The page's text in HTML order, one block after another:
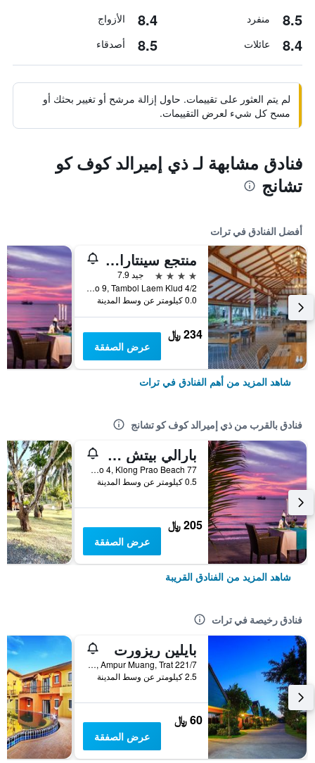
8.5 منفرد 8.4 الأزواج
8.4 عائلات 8.5 أصدقاء
لم يتم العثور على تقييمات. حاول إزالة مرشح أو تغيير بحثك أو
مسح كل شيء لعرض التقييمات.
فنادق مشابهة لـ ذي إميرالد كوف كو
تشانج
أفضل الفنادق في ترات
منتجع سينتارا تشان تالاي ريزورت آند فيلاز
4 نجوم
جيد 7.9
4/2 Moo 9, Tambol Laem Klud, ترات, تايلاند
0.0 كيلومتر عن وسط المدينة
234 ﷼
عرض الصفقة
شاهد المزيد من أهم الفنادق في ترات
فنادق بالقرب من ذي إميرالد كوف كو تشانج
بارالي بيتش ريزورت كو تشانج
77 Moo 4, Klong Prao Beach, ترات, تايلاند
0.5 كيلومتر عن وسط المدينة
205 ﷼
عرض الصفقة
شاهد المزيد من الفنادق القريبة
فنادق رخيصة في ترات
بايلين ريزورت
221/7 Moo 2, Soi Kotakian-Nong Bua, Tambon Wang Krajae, Ampur Muang, Trat, ترات, تايلاند
2.5 كيلومتر عن وسط المدينة
60 ﷼
عرض الصفقة